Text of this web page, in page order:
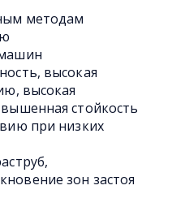
методам
высокая
высокая
стойкость
при низких
зон застоя